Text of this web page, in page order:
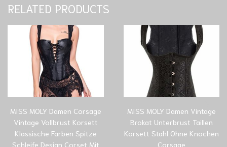
RELATED PRODUCTS
MISS MOLY Damen Corsage
Vintage Vollbrust Korsett
Klassische Farben Spitze
Schleife Design Corset Mit
MISS MOLY Damen Vintage
Brokat Unterbrust Taillen
Korsett Stahl Ohne Knochen
Corsage